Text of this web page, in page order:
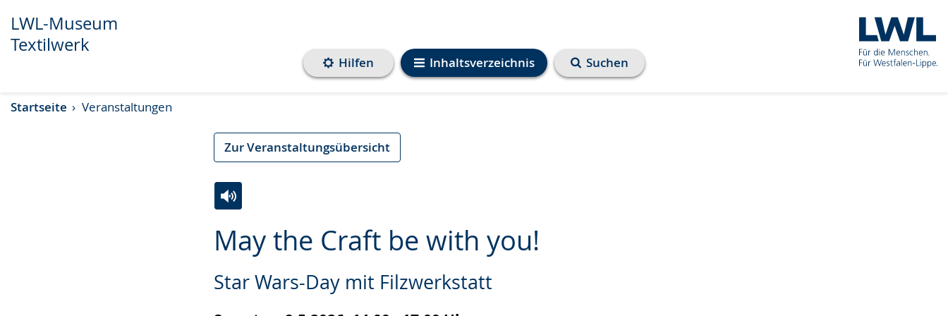
Transkript anzeigen
Abspielen
Pausieren
LWL-Museum
Textilwerk
Inhaltsverzeichnis
Hilfen Suchen
Startseite Veranstaltungen
Zur Veranstaltungsübersicht
May the Craft be with you!
Star Wars-Day mit Filzwerkstatt
Leichten
Sprache
wechseln.
Audio-
Unterstützung.
Video
Deutscher